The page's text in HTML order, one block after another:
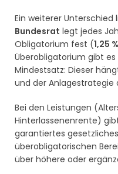
Ein weiterer
Bundesrat legt jedes
Obligatorium fest (1,25
Überobligatorium gibt
Mindestsatz: Dieser
und der Anlagestrategie
Bei den Leistungen
Hinterlassenenrente)
garantiertes
überobligatorischen
über höhere oder